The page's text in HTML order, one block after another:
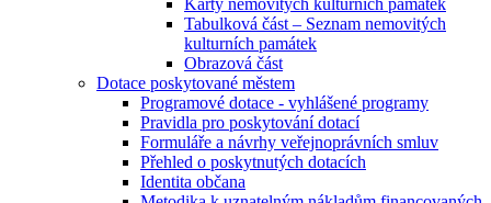
Karty nemovitých kulturních památek
Tabulková část – Seznam nemovitých
kulturních památek
Obrazová část
Dotace poskytované městem
Programové dotace - vyhlášené programy
Pravidla pro poskytování dotací
Formuláře a návrhy veřejnoprávních smluv
Přehled o poskytnutých dotacích
Identita občana